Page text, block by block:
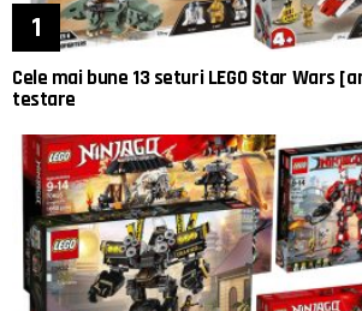
Cele mai bune 13 seturi LEGO Star Wars
testare